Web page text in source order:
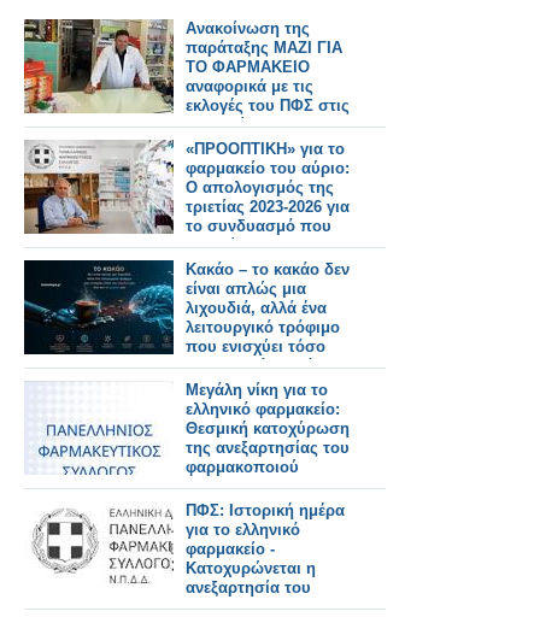
Ανακοίνωση της
παράταξης ΜΑΖΙ ΓΙΑ
ΤΟ ΦΑΡΜΑΚΕΙΟ
αναφορικά με τις
εκλογές του ΠΦΣ στις
28 Ιουνίου 2026
«ΠΡΟΟΠΤΙΚΗ» για το
φαρμακείο του αύριο:
Ο απολογισμός της
τριετίας 2023-2026 για
το συνδυασμό που
διοικεί τον ΠΦΣ
Κακάο – το κακάο δεν
είναι απλώς μια
λιχουδιά, αλλά ένα
λειτουργικό τρόφιμο
που ενισχύει τόσο
την καρδιά μας όσο
και το μυαλό μας
Μεγάλη νίκη για το
ελληνικό φαρμακείο:
Θεσμική κατοχύρωση
της ανεξαρτησίας του
φαρμακοποιού
ΠΦΣ: Ιστορική ημέρα
για το ελληνικό
φαρμακείο -
Κατοχυρώνεται η
ανεξαρτησία του
Έλληνα